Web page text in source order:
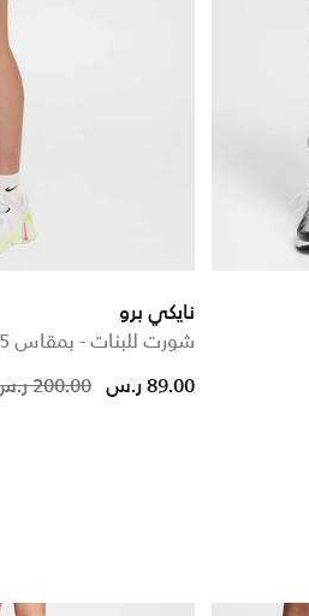
نايكي برو
شورت للبنات - بمقاس 7.5 سم (تقريبًا)
Price reduced from 200.00 ر.س to
89.00 ر.س